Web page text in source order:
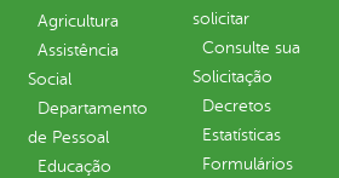
Agricultura
Assistência
Social
Departamento
de Pessoal
Educação
solicitar
Consulte sua
Solicitação
Decretos
Estatísticas
Formulários